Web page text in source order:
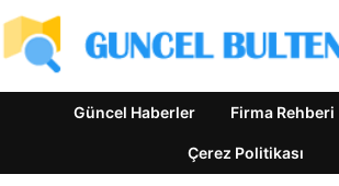
Güncel Haberler Firma Rehberi
Çerez Politikası